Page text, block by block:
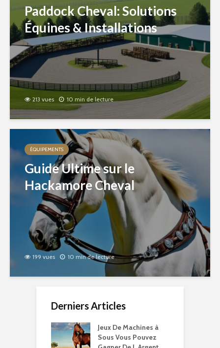
Paddock Cheval: Solutions
Équines & Installations
213 vues 10 min de lecture
ÉQUIPEMENTS
Guide Ultime sur le
Hackamore Cheval
199 vues 10 min de lecture
Derniers Articles
Jeux De Machines à
Sous Vous Pouvez